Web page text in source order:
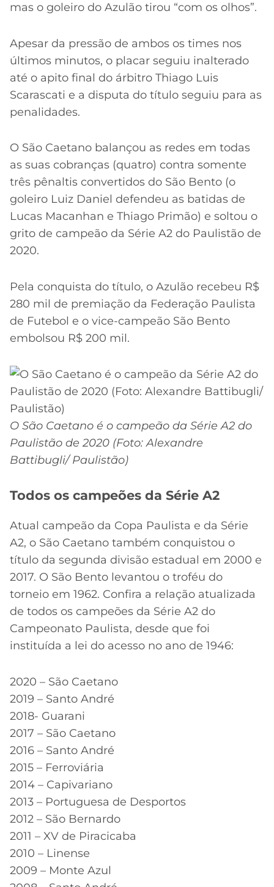
mas o goleiro do Azulão tirou “com os olhos”.
Apesar da pressão de ambos os times nos
últimos minutos, o placar seguiu inalterado
até o apito final do árbitro Thiago Luis
Scarascati e a disputa do título seguiu para as
penalidades.
O São Caetano balançou as redes em todas
as suas cobranças (quatro) contra somente
três pênaltis convertidos do São Bento (o
goleiro Luiz Daniel defendeu as batidas de
Lucas Macanhan e Thiago Primão) e soltou o
grito de campeão da Série A2 do Paulistão de
2020.
Pela conquista do título, o Azulão recebeu R$
280 mil de premiação da Federação Paulista
de Futebol e o vice-campeão São Bento
embolsou R$ 200 mil.
O São Caetano é o campeão da Série A2 do
Paulistão de 2020 (Foto: Alexandre
Battibugli/ Paulistão)
Todos os campeões da Série A2
Atual campeão da Copa Paulista e da Série
A2, o São Caetano também conquistou o
título da segunda divisão estadual em 2000 e
2017. O São Bento levantou o troféu do
torneio em 1962. Confira a relação atualizada
de todos os campeões da Série A2 do
Campeonato Paulista, desde que foi
instituída a lei do acesso no ano de 1946:
2020 – São Caetano
2019 – Santo André
2018- Guarani
2017 – São Caetano
2016 – Santo André
2015 – Ferroviária
2014 – Capivariano
2013 – Portuguesa de Desportos
2012 – São Bernardo
2011 – XV de Piracicaba
2010 – Linense
2009 – Monte Azul